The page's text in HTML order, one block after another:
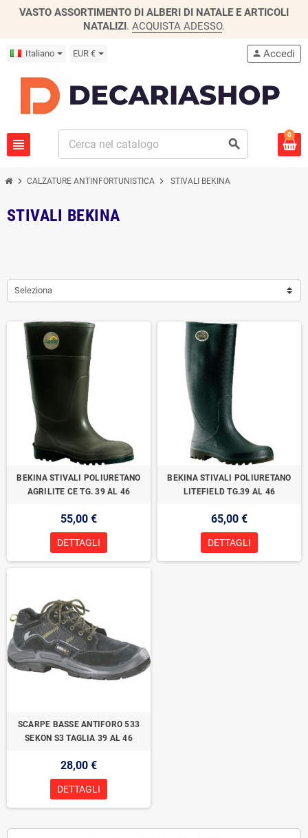
VASTO ASSORTIMENTO DI ALBERI DI NATALE E ARTICOLI
NATALIZI. ACQUISTA ADESSO.
Italiano EUR €
view_headline search
person Accedi
0
chevron_right CALZATURE ANTINFORTUNISTICA chevron_right STIVALI BEKINA
STIVALI BEKINA
Seleziona
BEKINA STIVALI POLIURETANO
AGRILITE CE TG. 39 AL 46
55,00 €
DETTAGLI
BEKINA STIVALI POLIURETANO
LITEFIELD TG.39 AL 46
65,00 €
DETTAGLI
SCARPE BASSE ANTIFORO 533
SEKON S3 TAGLIA 39 AL 46
28,00 €
DETTAGLI